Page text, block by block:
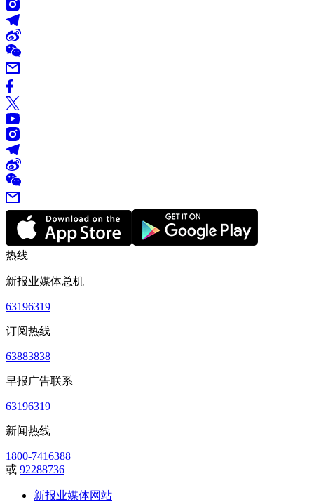
热线
新报业媒体总机
63196319
订阅热线
63883838
早报广告联系
63196319
新闻热线
1800-7416388
或 92288736
新报业媒体网站